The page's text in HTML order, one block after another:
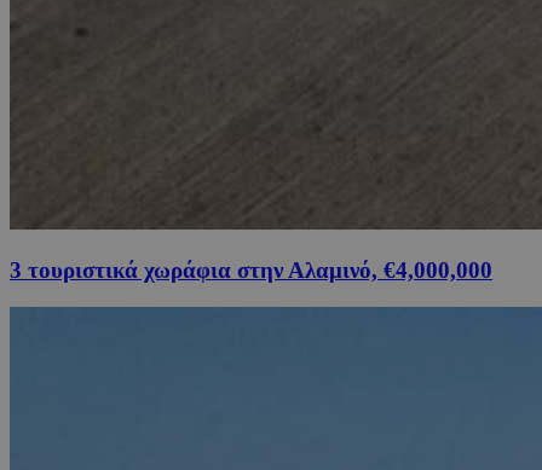
3 τουριστικά χωράφια στην Αλαμινό, €4,000,000